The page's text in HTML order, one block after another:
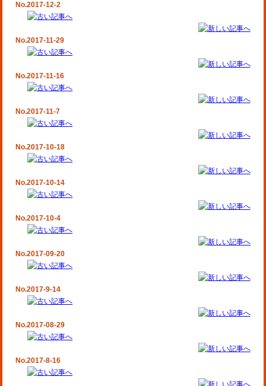
No.2017-12-2
No.2017-11-29
No.2017-11-16
No.2017-11-7
No.2017-10-18
No.2017-10-14
No.2017-10-4
No.2017-09-20
No.2017-9-14
No.2017-08-29
No.2017-8-16